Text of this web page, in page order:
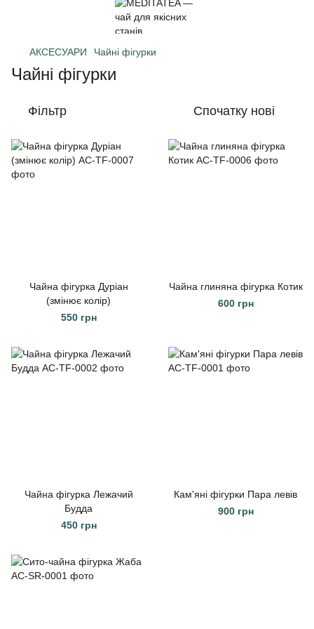
АКСЕСУАРИ Чайні фігурки
Чайні фігурки
Фільтр Спочатку нові
Чайна фігурка Дуріан
(змінює колір)
550 грн
Чайна глиняна фігурка Котик
600 грн
Чайна фігурка Лежачий
Будда
450 грн
Кам'яні фігурки Пара левів
900 грн